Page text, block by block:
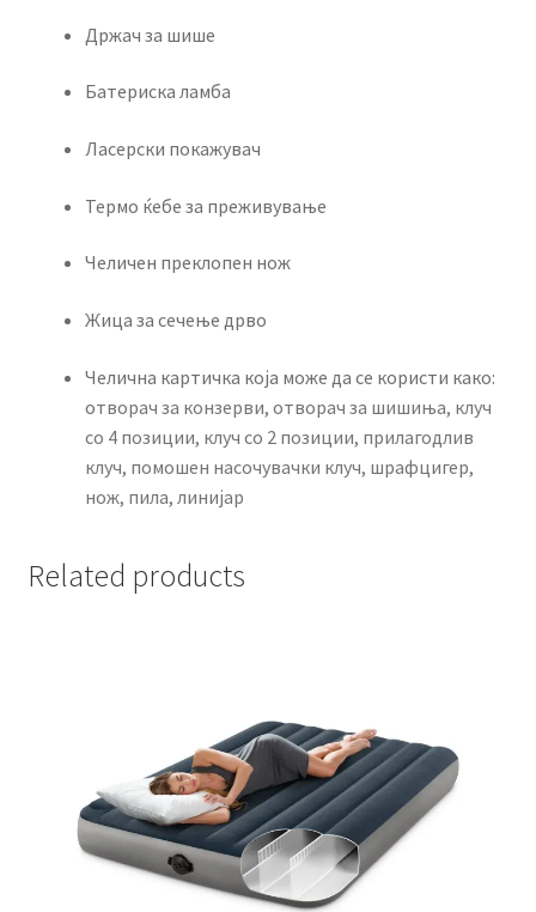
Држач за шише
Батериска ламба
Ласерски покажувач
Термо ќебе за преживување
Челичен преклопен нож
Жица за сечење дрво
Челична картичка која може да се користи како:
отворач за конзерви, отворач за шишиња, клуч
со 4 позиции, клуч со 2 позиции, прилагодлив
клуч, помошен насочувачки клуч, шрафцигер,
нож, пила, линијар
Related products